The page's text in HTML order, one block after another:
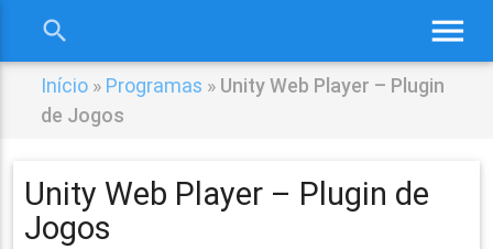
menu
search
Início » Programas » Unity Web Player – Plugin
de Jogos
Unity Web Player – Plugin de
Jogos